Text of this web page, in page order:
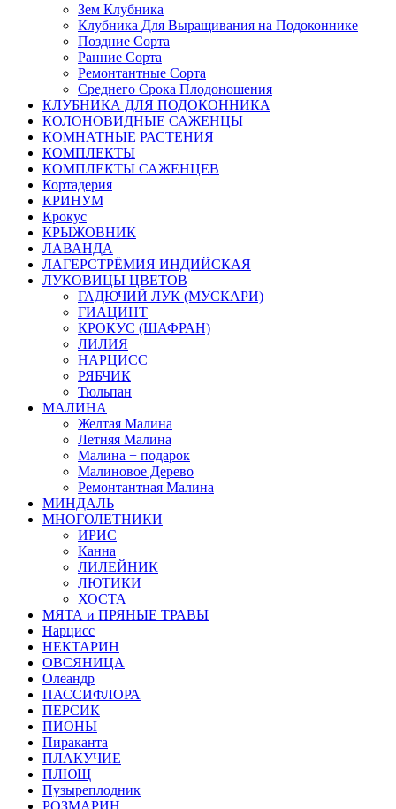
Зем Клубника
Клубника Для Выращивания на Подоконнике
Поздние Сорта
Ранние Сорта
Ремонтантные Сорта
Среднего Срока Плодоношения
КЛУБНИКА ДЛЯ ПОДОКОННИКА
КОЛОНОВИДНЫЕ САЖЕНЦЫ
КОМНАТНЫЕ РАСТЕНИЯ
КОМПЛЕКТЫ
КОМПЛЕКТЫ САЖЕНЦЕВ
Кортадерия
КРИНУМ
Крокус
КРЫЖОВНИК
ЛАВАНДА
ЛАГЕРСТРЁМИЯ ИНДИЙСКАЯ
ЛУКОВИЦЫ ЦВЕТОВ
ГАДЮЧИЙ ЛУК (МУСКАРИ)
ГИАЦИНТ
КРОКУС (ШАФРАН)
ЛИЛИЯ
НАРЦИСС
РЯБЧИК
Тюльпан
МАЛИНА
Желтая Малина
Летняя Малина
Малина + подарок
Малиновое Дерево
Ремонтантная Малина
МИНДАЛЬ
МНОГОЛЕТНИКИ
ИРИС
Канна
ЛИЛЕЙНИК
ЛЮТИКИ
ХОСТА
МЯТА и ПРЯНЫЕ ТРАВЫ
Нарцисс
НЕКТАРИН
ОВСЯНИЦА
Олеандр
ПАССИФЛОРА
ПЕРСИК
ПИОНЫ
Пираканта
ПЛАКУЧИЕ
ПЛЮЩ
Пузыреплодник